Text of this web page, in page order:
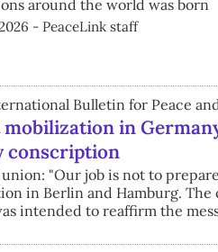
around the world was born
- PeaceLink staff
Bulletin for Peace
in
conscription
union: "Our job is not to
in Berlin and Hamburg. The
intended to reaffirm the